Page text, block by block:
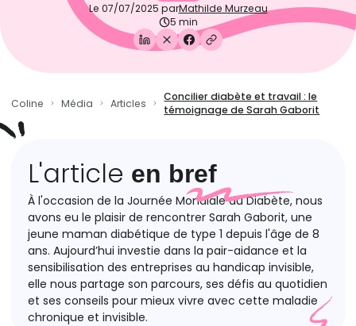
Le 07/07/2025 parMathilde Murzeau
5 min
Coline Média Articles
Concilier diabète et travail : le
témoignage de Sarah Gaborit
L'article en bref
À l'occasion de la Journée Mondiale du Diabète, nous
avons eu le plaisir de rencontrer Sarah Gaborit, une
jeune maman diabétique de type 1 depuis l'âge de 8
ans. Aujourd’hui investie dans la pair-aidance et la
sensibilisation des entreprises au handicap invisible,
elle nous partage son parcours, ses défis au quotidien
et ses conseils pour mieux vivre avec cette maladie
chronique et invisible.